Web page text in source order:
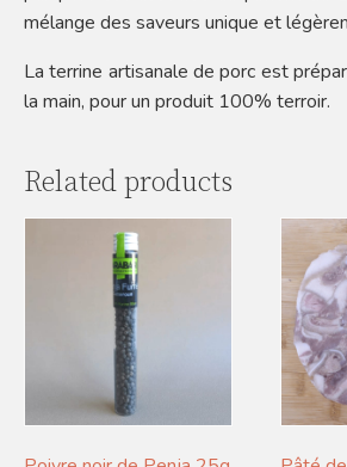
mélange des saveurs unique et
La terrine artisanale de porc est
la main, pour un produit 100% terroir.
Related products